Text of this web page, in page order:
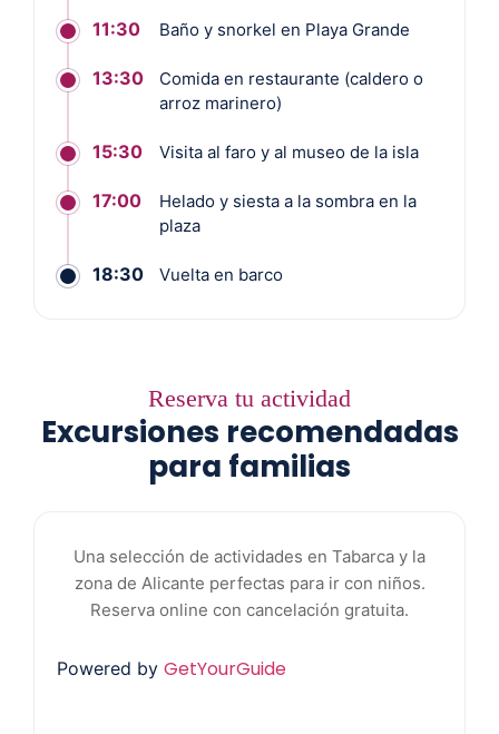
11:30 Baño y snorkel en Playa Grande
13:30
Comida en restaurante (caldero o
arroz marinero)
15:30 Visita al faro y al museo de la isla
17:00
Helado y siesta a la sombra en la
plaza
18:30 Vuelta en barco
Reserva tu actividad
Excursiones recomendadas
para familias
Una selección de actividades en Tabarca y la
zona de Alicante perfectas para ir con niños.
Reserva online con cancelación gratuita.
Powered by GetYourGuide